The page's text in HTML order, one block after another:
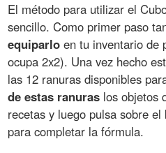
El método para utilizar el
sencillo. Como primer paso
equiparlo en tu inventario de
ocupa 2x2). Una vez hecho
las 12 ranuras disponibles
de estas ranuras los objetos
recetas y luego pulsa sobre el
para completar la fórmula.